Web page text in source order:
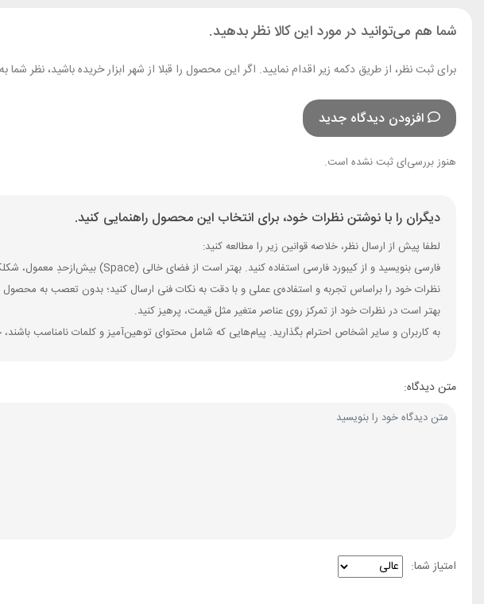
شما هم می‌توانید در مورد این کالا نظر بدهید.
برای ثبت نظر، از طریق دکمه زیر اقدام نمایید. اگر این محصول را قبلا از شهر ابزار خریده باشید، نظر
افزودن دیدگاه جدید
هنوز بررسی‌ای ثبت نشده است.
دیگران را با نوشتن نظرات خود، برای انتخاب این محصول راهنمایی کنید.
لطفا پیش از ارسال نظر، خلاصه قوانین زیر را مطالعه کنید:
فارسی بنویسید و از کیبورد فارسی استفاده کنید. بهتر است از فضای خالی (Space) بیش‌از‌حدِ معمول، شکلک یا ایموجی استفاده نکنید و از کشیدن حروف یا کلمات با صفحه‌کلید بپرهیزید.
نظرات خود را براساس تجربه و استفاده‌ی عملی و با دقت به نکات فنی ارسال کنید؛ بدون تعصب به محصول
بهتر است در نظرات خود از تمرکز روی عناصر متغیر مثل قیمت، پرهیز کنید.
به کاربران و سایر اشخاص احترام بگذارید. پیام‌هایی که شامل محتوای توهین‌آمیز و کلمات نامناسب
متن دیدگاه:
امتیاز شما: